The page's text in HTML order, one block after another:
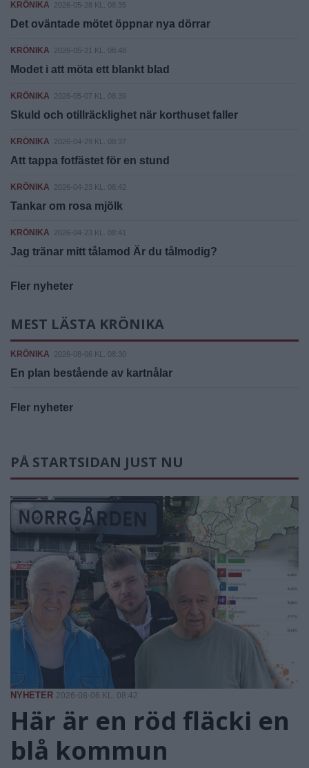
KRÖNIKA 2026-05-28 KL. 08:35
Det oväntade mötet öppnar nya dörrar
KRÖNIKA 2026-05-21 KL. 08:48
Modet i att möta ett blankt blad
KRÖNIKA 2026-05-07 KL. 08:39
Skuld och otillräcklighet när korthuset faller
KRÖNIKA 2026-04-29 KL. 08:37
Att tappa fotfästet för en stund
KRÖNIKA 2026-04-23 KL. 08:42
Tankar om rosa mjölk
KRÖNIKA 2026-04-23 KL. 08:41
Jag tränar mitt tålamod Är du tålmodig?
Fler nyheter
MEST LÄSTA KRÖNIKA
KRÖNIKA 2026-08-06 KL. 08:30
En plan bestående av kartnålar
Fler nyheter
PÅ STARTSIDAN JUST NU
NYHETER 2026-08-06 KL. 08:42
Här är en röd fläcki en
blå kommun